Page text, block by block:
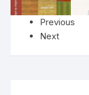
Previous
Next